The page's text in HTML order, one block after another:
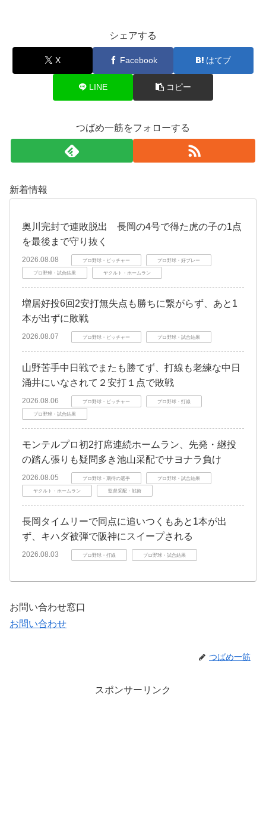
シェアする
X Facebook はてブ
LINE コピー
つばめ一筋をフォローする
新着情報
奥川完封で連敗脱出 長岡の4号で得た虎の子の1点
を最後まで守り抜く
2026.08.08 プロ野球・ピッチャー プロ野球・好プレー
プロ野球・試合結果 ヤクルト・ホームラン
増居好投6回2安打無失点も勝ちに繋がらず、あと1
本が出ずに敗戦
2026.08.07 プロ野球・ピッチャー プロ野球・試合結果
山野苦手中日戦でまたも勝てず、打線も老練な中日
涌井にいなされて２安打１点で敗戦
2026.08.06 プロ野球・ピッチャー プロ野球・打線
プロ野球・試合結果
モンテルプロ初2打席連続ホームラン、先発・継投
の踏ん張りも疑問多き池山采配でサヨナラ負け
2026.08.05 プロ野球・期待の選手 プロ野球・試合結果
ヤクルト・ホームラン 監督采配・戦術
長岡タイムリーで同点に追いつくもあと1本が出
ず、キハダ被弾で阪神にスイープされる
2026.08.03 プロ野球・打線 プロ野球・試合結果
お問い合わせ窓口
お問い合わせ
つばめ一筋
スポンサーリンク